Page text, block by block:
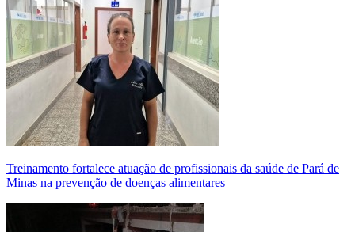
Treinamento fortalece atuação de profissionais da saúde de Pará de
Minas na prevenção de doenças alimentares